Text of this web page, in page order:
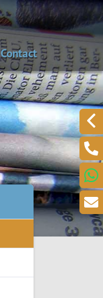
Contact
Alarmnummers
Laat een bericht
Een klacht melden?